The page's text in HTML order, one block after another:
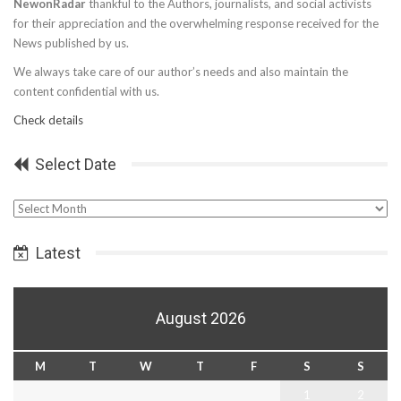
NewonRadar thankful to the Authors, journalists, and social activists
for their appreciation and the overwhelming response received for the
News published by us.
We always take care of our author’s needs and also maintain the
content confidential with us.
Check details
Select Date
Select
Latest
August 2026
M T W T F S
S